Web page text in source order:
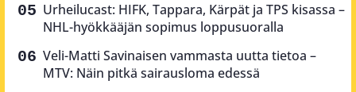
Urheilucast: HIFK, Tappara, Kärpät ja TPS kisassa –
NHL-hyökkääjän sopimus loppusuoralla
Veli-Matti Savinaisen vammasta uutta tietoa –
MTV: Näin pitkä sairausloma edessä